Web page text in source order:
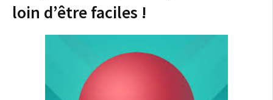
loin d’être faciles !